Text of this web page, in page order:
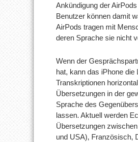
Ankündigung der
Benutzer können damit
AirPods tragen mit
deren Sprache sie nicht
Wenn der
hat, kann das iPhone die
Transkriptionen
Übersetzungen in der
Sprache des
lassen. Aktuell werden
Übersetzungen
und USA), Französisch,